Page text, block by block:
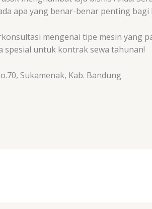
apa yang benar-benar penting
mengenai tipe mesin yang
untuk kontrak sewa tahunan!
Sukamenak, Kab. Bandung